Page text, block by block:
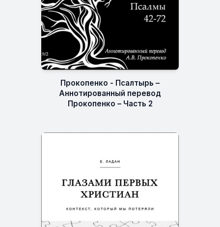
Прокопенко - Псалтырь –
Аннотированный перевод
Прокопенко – Часть 2